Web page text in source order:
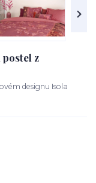
z
designu Isola